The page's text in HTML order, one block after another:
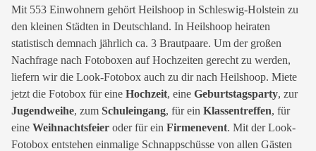
Mit 553 Einwohnern gehört Heilshoop in Schleswig-Holstein zu
den kleinen Städten in Deutschland. In Heilshoop heiraten
statistisch demnach jährlich ca. 3 Brautpaare. Um der großen
Nachfrage nach Fotoboxen auf Hochzeiten gerecht zu werden,
liefern wir die Look-Fotobox auch zu dir nach Heilshoop. Miete
jetzt die Fotobox für eine Hochzeit, eine Geburtstagsparty, zur
Jugendweihe, zum Schuleingang, für ein Klassentreffen, für
eine Weihnachtsfeier oder für ein Firmenevent. Mit der Look-
Fotobox entstehen einmalige Schnappschüsse von allen Gästen